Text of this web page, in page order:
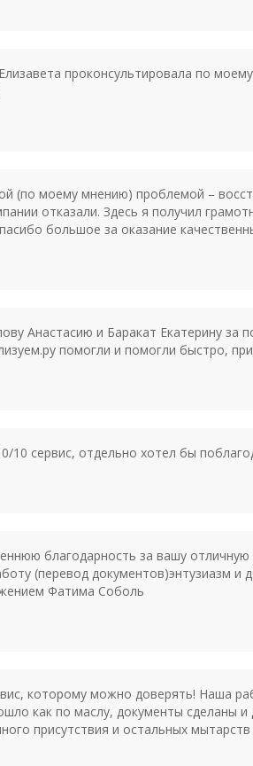
проконсультировала по
(по моему мнению) проблемой –
отказали. Здесь я получил
большое за оказание
Анастасию и Баракат Екатерину за
помогли и помогли быстро,
10 сервис, отдельно хотел бы
благодарность за вашу
(перевод документов)энтузиазм
Фатима Соболь
которому можно доверять! Наша
как по маслу, документы сделаны
присутствия и остальных